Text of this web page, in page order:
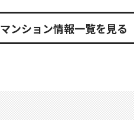
マンション情報一覧を見る